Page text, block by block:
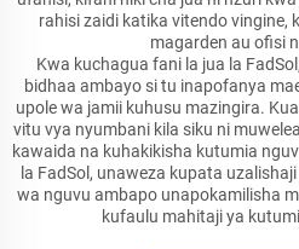
rahisi zaidi katika vitendo vingine,
magarden au ofisi
Kwa kuchagua fani la jua la
bidhaa ambayo si tu inapofanya
upole wa jamii kuhusu mazingira.
vitu vya nyumbani kila siku ni
kawaida na kuhakikisha kutumia
la FadSol, unaweza kupata
wa nguvu ambapo unapokamilisha
kufaulu mahitaji ya